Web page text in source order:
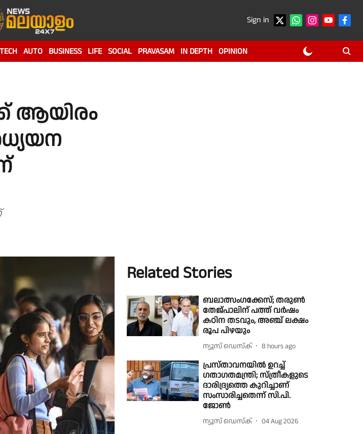
Sign in
TECH AUTO BUSINESS LIFE SOCIAL PRAVASAM IN DEPTH OPINION
ആയിരം
Related Stories
ബലാത്സംഗക്കേസ്; തരുൺ
തേജ്‌പാലിന് പത്ത് വർഷം
കഠിന തടവും, അഞ്ച് ലക്ഷം
രൂപ പിഴയും
ന്യൂസ് ഡെസ്ക് 8 hours ago
പ്രസ്താവനയിൽ ഉറച്ച്
ഗതാഗതമന്ത്രി; സ്ത്രീകളുടെ
ദാരിദ്ര്യത്തെ കുറിച്ചാണ്
സംസാരിച്ചതെന്ന് സി.പി.
ജോൺ
ന്യൂസ് ഡെസ്ക് 04 Aug 2026